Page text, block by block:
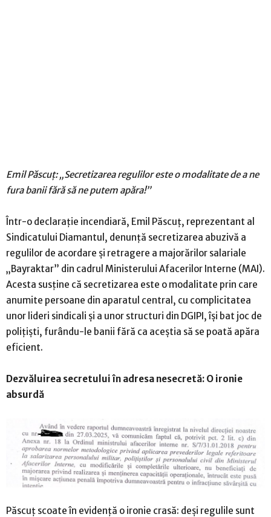
Emil Păscuț: „Secretizarea regulilor este o modalitate de a ne
fura banii fără să ne putem apăra!”
Într-o declarație incendiară, Emil Păscuț, reprezentant al
Sindicatului Diamantul, denunță secretizarea abuzivă a
regulilor de acordare și retragere a majorărilor salariale
„Bayraktar” din cadrul Ministerului Afacerilor Interne (MAI).
Acesta susține că secretizarea este o modalitate prin care
anumite persoane din aparatul central, cu complicitatea
unor lideri sindicali și a unor structuri din DGIPI, își bat joc de
polițiști, furându-le banii fără ca aceștia să se poată apăra
eficient.
Dezvăluirea secretului în adresa nesecretă: O ironie
absurdă
Păscuț scoate în evidență o ironie crasă: deși regulile sunt